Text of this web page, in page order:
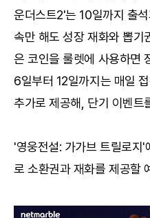
운더스트2'는 10일까지 출
속만 해도 성장 재화와 뽑기
은 코인을 룰렛에 사용하면
6일부터 12일까지는 매일
추가로 제공해, 단기 이벤트
'영웅전설: 가가브 트릴로지
로 소환권과 재화를 제공할